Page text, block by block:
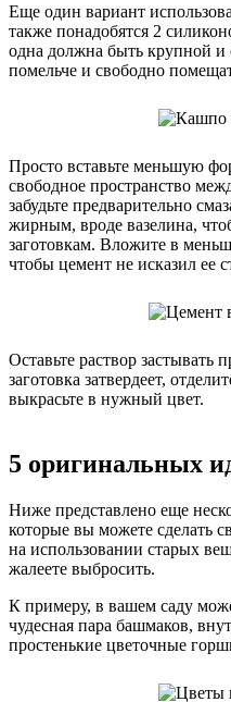
Еще один вариант
также понадобятся 2
одна должна быть крупной
помельче и свободно
Просто вставьте меньшую
свободное пространство
забудьте предварительно
жирным, вроде вазелина,
заготовкам. Вложите в
чтобы цемент не исказил ее
Оставьте раствор застывать
заготовка затвердеет,
выкрасьте в нужный цвет.
5 оригинальных
Ниже представлено еще
которые вы можете сделать
на использовании старых
жалеете выбросить.
К примеру, в вашем саду
чудесная пара башмаков,
простенькие цветочные